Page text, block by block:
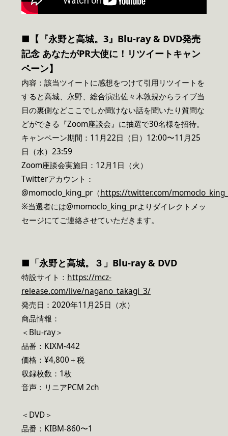
■【『永野と高城。3』Blu-ray & DVD発売
記念 あなたがPR大使に！リツイートキャン
ペーン】
内容：該当ツイートに感想をつけて引用リツイートを
すると高城、永野、総合演出佐々木敦規からライブ当
日の裏側などここでしか聞けない話を聞いたり質問な
どができる『Zoom座談会』に抽選で30名様を招待。
キャンペーン期間：11月22日（日）12:00〜11月25
日（水）23:59
Zoom座談会実施日：12月1日（火）
Twitterアカウント：
@momoclo_king_pr（https://twitter.com/
※当選者には@momoclo_king_prよりダイレクトメッ
セージにてご連絡させていただきます。
■「永野と高城。３」Blu-ray & DVD
特設サイト： https://mcz-
release.com/live/nagano_takagi_3/
発売日：2020年11月25日（水）
商品情報：
＜Blu-ray＞
品番：KIXM-442
価格：¥4,800＋税
収録枚数：1枚
音声：リニアPCM 2ch
＜DVD＞
品番：KIBM-860〜1